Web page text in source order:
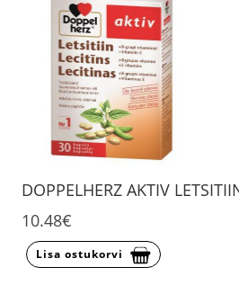
DOPPELHERZ AKTIV
10.48€
Lisa ostukorvi